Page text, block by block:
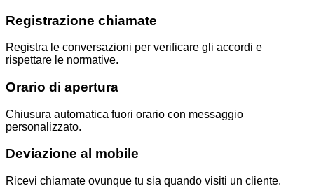
Registrazione chiamate
Registra le conversazioni per verificare gli accordi e
rispettare le normative.
Orario di apertura
Chiusura automatica fuori orario con messaggio
personalizzato.
Deviazione al mobile
Ricevi chiamate ovunque tu sia quando visiti un cliente.